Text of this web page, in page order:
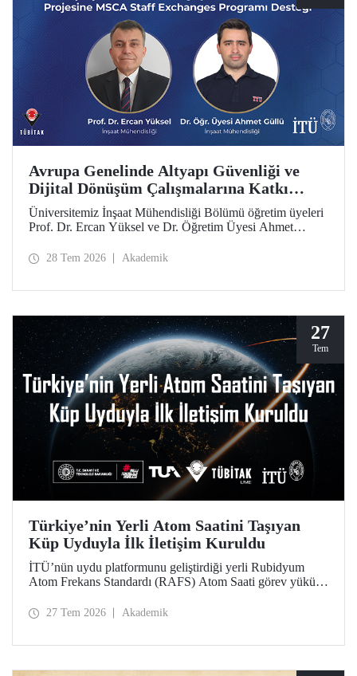
Avrupa Genelinde Altyapı Güvenliği ve
Dijital Dönüşüm Çalışmalarına Katkı
Sağlayacak ARCADIA Projesine MSCA
Staff Exchanges Programı Desteği
Üniversitemiz İnşaat Mühendisliği Bölümü öğretim üyeleri
Prof. Dr. Ercan Yüksel ve Dr. Öğretim Üyesi Ahmet
ARCADIA (Augmented Reality, Operator-Centred Tools,
Programı kapsamında desteklenmeye hak kazandı.
28 Tem 2026 Akademik
27
Tem
Türkiye’nin Yerli Atom Saatini Taşıyan
Küp Uyduyla İlk İletişim Kuruldu
İTÜ’nün uydu platformunu geliştirdiği yerli Rubidyum
Atom Frekans Standardı (RAFS) Atom Saati görev yükünü
başarılı şekilde iletişim kuruldu ve birçok telemetri alındı.
27 Tem 2026 Akademik